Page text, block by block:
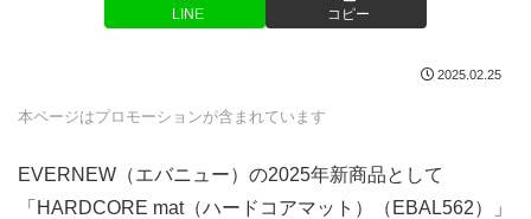
LINE コピー
2025.02.25
本ページはプロモーションが含まれています
EVERNEW（エバニュー）の2025年新商品として
「HARDCORE mat（ハードコアマット）（EBAL562）」